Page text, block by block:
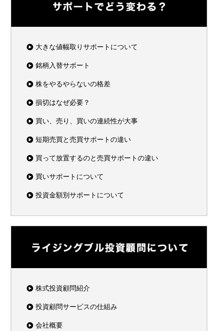
大きな値幅取りサポートについて
銘柄入替サポート
株をやるやらないの格差
損切はなぜ必要？
買い、売り、買いの連続性が大事
短期売買と売買サポートの違い
買って放置するのと売買サポートの違い
買いサポートについて
投資金額別サポートについて
株式投資顧問紹介
投資顧問サービスの仕組み
会社概要